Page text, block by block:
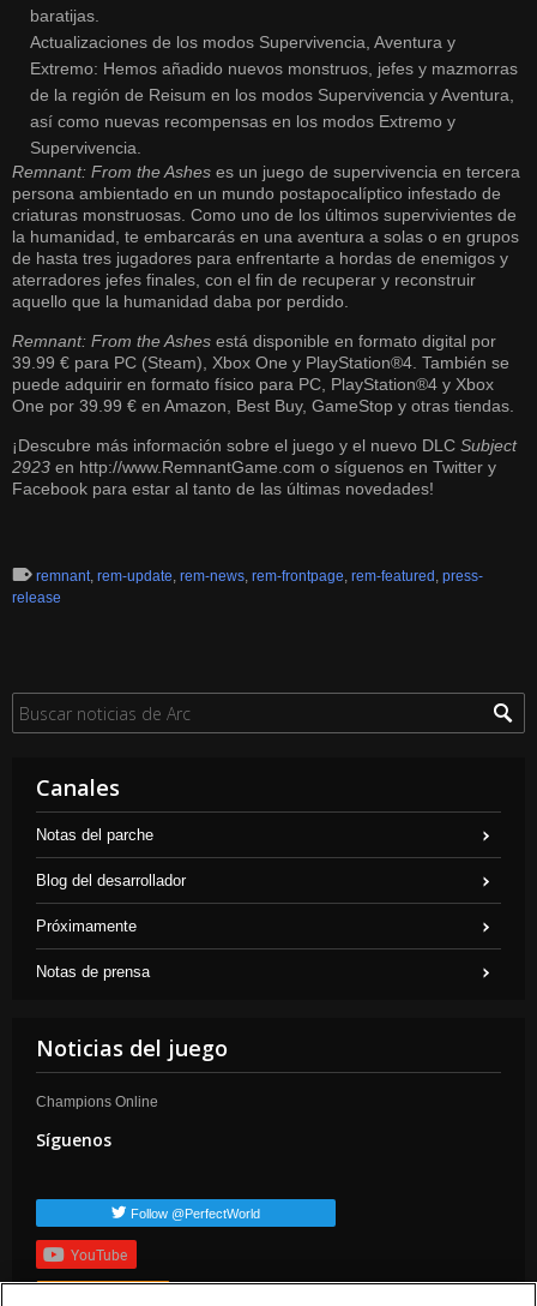
baratijas.
Actualizaciones de los modos Supervivencia, Aventura y
Extremo: Hemos añadido nuevos monstruos, jefes y mazmorras
de la región de Reisum en los modos Supervivencia y Aventura,
así como nuevas recompensas en los modos Extremo y
Supervivencia.
Remnant: From the Ashes es un juego de supervivencia en tercera
persona ambientado en un mundo postapocalíptico infestado de
criaturas monstruosas. Como uno de los últimos supervivientes de
la humanidad, te embarcarás en una aventura a solas o en grupos
de hasta tres jugadores para enfrentarte a hordas de enemigos y
aterradores jefes finales, con el fin de recuperar y reconstruir
aquello que la humanidad daba por perdido.
Remnant: From the Ashes está disponible en formato digital por
39.99 € para PC (Steam), Xbox One y PlayStation®4. También se
puede adquirir en formato físico para PC, PlayStation®4 y Xbox
One por 39.99 € en Amazon, Best Buy, GameStop y otras tiendas.
¡Descubre más información sobre el juego y el nuevo DLC Subject
2923 en http://www.RemnantGame.com o síguenos en Twitter y
Facebook para estar al tanto de las últimas novedades!
remnant, rem-update, rem-news, rem-frontpage, rem-featured , press-
release
Canales
Notas del parche
Blog del desarrollador
Próximamente
Notas de prensa
Noticias del juego
Champions Online
Síguenos
Follow @PerfectWorld
YouTube